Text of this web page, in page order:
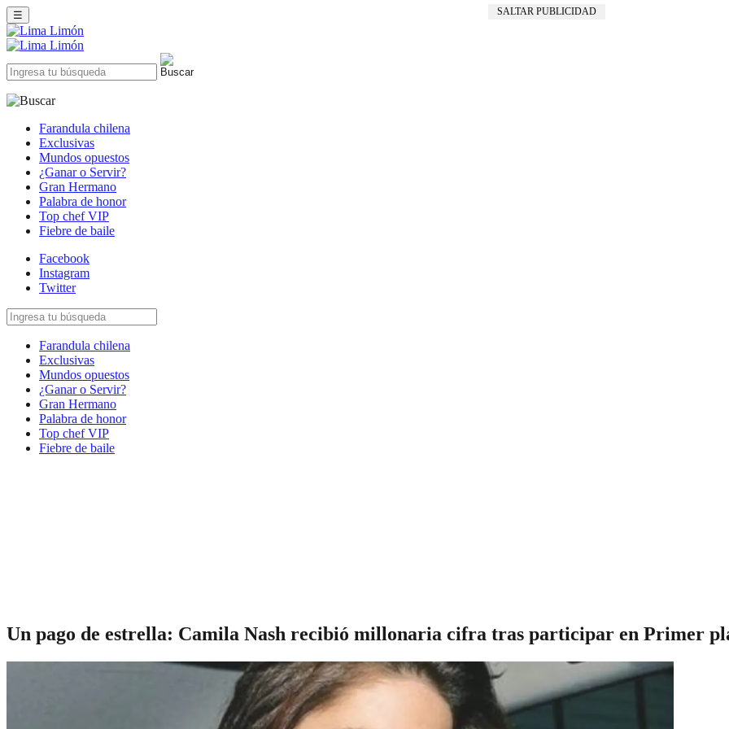
SALTAR PUBLICIDAD
☰
Farandula chilena
Exclusivas
Mundos opuestos
¿Ganar o Servir?
Gran Hermano
Palabra de honor
Top chef VIP
Fiebre de baile
Facebook
Instagram
Twitter
Farandula chilena
Exclusivas
Mundos opuestos
¿Ganar o Servir?
Gran Hermano
Palabra de honor
Top chef VIP
Fiebre de baile
Un pago de estrella: Camila Nash recibió millonaria cifra tras participar en Primer